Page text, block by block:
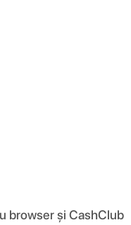
browser și CashClub